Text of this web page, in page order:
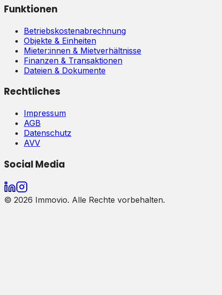
Funktionen
Betriebskostenabrechnung
Objekte & Einheiten
Mieter:innen & Mietverhältnisse
Finanzen & Transaktionen
Dateien & Dokumente
Rechtliches
Impressum
AGB
Datenschutz
AVV
Social Media
© 2026 Immovio. Alle Rechte vorbehalten.